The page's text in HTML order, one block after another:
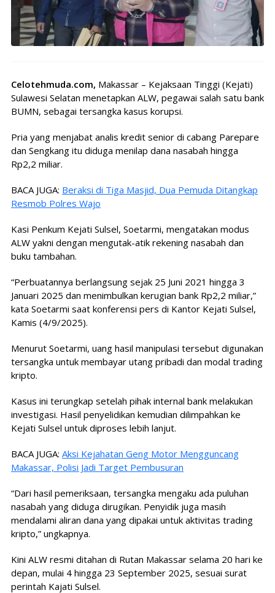
Celotehmuda.com, Makassar – Kejaksaan Tinggi (Kejati)
Sulawesi Selatan menetapkan ALW, pegawai salah satu bank
BUMN, sebagai tersangka kasus korupsi.
Pria yang menjabat analis kredit senior di cabang Parepare
dan Sengkang itu diduga menilap dana nasabah hingga
Rp2,2 miliar.
BACA JUGA: Beraksi di Tiga Masjid, Dua Pemuda Ditangkap
Resmob Polres Wajo
Kasi Penkum Kejati Sulsel, Soetarmi, mengatakan modus
ALW yakni dengan mengutak-atik rekening nasabah dan
buku tambahan.
“Perbuatannya berlangsung sejak 25 Juni 2021 hingga 3
Januari 2025 dan menimbulkan kerugian bank Rp2,2 miliar,”
kata Soetarmi saat konferensi pers di Kantor Kejati Sulsel,
Kamis (4/9/2025).
Menurut Soetarmi, uang hasil manipulasi tersebut digunakan
tersangka untuk membayar utang pribadi dan modal trading
kripto.
Kasus ini terungkap setelah pihak internal bank melakukan
investigasi. Hasil penyelidikan kemudian dilimpahkan ke
Kejati Sulsel untuk diproses lebih lanjut.
BACA JUGA: Aksi Kejahatan Geng Motor Mengguncang
Makassar, Polisi Jadi Target Pembusuran
“Dari hasil pemeriksaan, tersangka mengaku ada puluhan
nasabah yang diduga dirugikan. Penyidik juga masih
mendalami aliran dana yang dipakai untuk aktivitas trading
kripto,” ungkapnya.
Kini ALW resmi ditahan di Rutan Makassar selama 20 hari ke
depan, mulai 4 hingga 23 September 2025, sesuai surat
perintah Kajati Sulsel.